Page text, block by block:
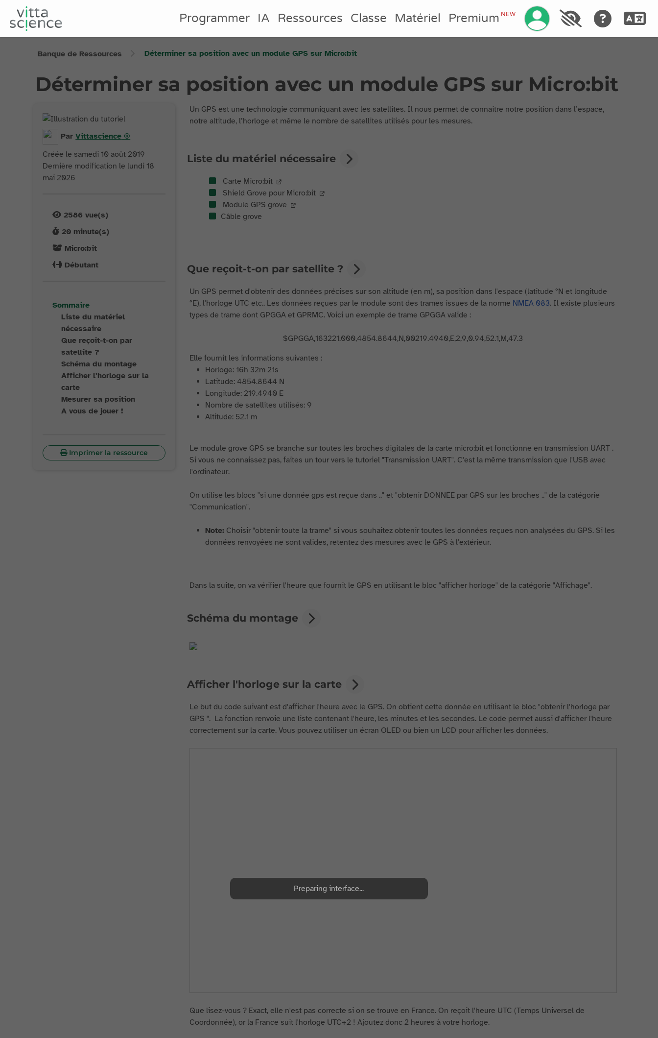
Programmer IA Ressources Classe Matériel PremiumNEW Gérez votre compte
Banque de Ressources Déterminer sa position avec un module GPS sur Micro:bit
Déterminer sa position avec un module GPS sur Micro:bit
ParVittascience ®
Créée le samedi 10 août 2019
Dernière modification le lundi 18
mai 2026
2586 vue(s)
20 minute(s)
Micro:bit
Débutant
Sommaire
Liste du matériel
nécessaire
Que reçoit-t-on par
satellite ?
Schéma du montage
Afficher l'horloge sur la
carte
Mesurer sa position
A vous de jouer !
Imprimer la ressource
Un GPS est une technologie communiquant avec les satellites. Il nous permet de connaitre notre position dans l’espace,
notre altitude, l’horloge et même le nombre de satellites utilisés pour les mesures.
Liste du matériel nécessaire
Carte Micro:bit
Shield Grove pour Micro:bit
Module GPS grove
Câble grove
Que reçoit-t-on par satellite ?
Un GPS permet d'obtenir des données précises sur son altitude (en m), sa position dans l'espace (latitude °N et longitude
°E), l'horloge UTC etc.. Les données reçues par le module sont des trames issues de la norme NMEA 083. Il existe plusieurs
types de trame dont GPGGA et GPRMC. Voici un exemple de trame GPGGA valide :
$GPGGA,163221.000,4854.8644,N,00219.4940,E,2,9,0.94,52.1,M,47.3
Elle fournit les informations suivantes :
Horloge: 16h 32m 21s
Latitude: 4854.8644 N
Longitude: 219.4940 E
Nombre de satellites utilisés: 9
Altitude: 52.1 m
Le module grove GPS se branche sur toutes les broches digitales de la carte micro:bit et fonctionne en transmission UART .
Si vous ne connaissez pas, faites un tour vers le tutoriel "Transmission UART". C'est la même transmission que l'USB avec
l'ordinateur.
On utilise les blocs "si une donnée gps est reçue dans .." et "obtenir DONNEE par GPS sur les broches .." de la catégorie
"Communication".
Note:Choisir "obtenir toute la trame" si vous souhaitez obtenir toutes les données reçues non analysées du GPS. Si les
données renvoyées ne sont valides, retentez des mesures avec le GPS à l'extérieur.
Dans la suite, on va vérifier l'heure que fournit le GPS en utilisant le bloc "afficher horloge" de la catégorie "Affichage".
Schéma du montage
Afficher l'horloge sur la carte
Le but du code suivant est d'afficher l'heure avec le GPS. On obtient cette donnée en utilisant le bloc "obtenir l'horloge par
GPS ". La fonction renvoie une liste contenant l'heure, les minutes et les secondes. Le code permet aussi d'afficher l'heure
correctement sur la carte. Vous pouvez utiliser un écran OLED ou bien un LCD pour afficher les données.
Que lisez-vous ? Exact, elle n'est pas correcte si on se trouve en France. On reçoit l'heure UTC (Temps Universel de
Coordonnée), or la France suit l'horloge UTC+2 ! Ajoutez donc 2 heures à votre horloge.
Preparing interface...